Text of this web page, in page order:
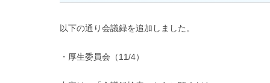
以下の通り会議録を追加しました。
・厚生委員会（11/4）